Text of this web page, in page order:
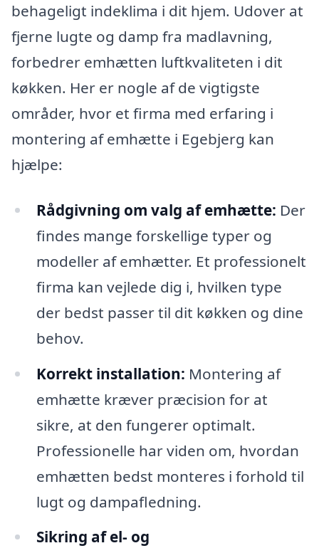
behageligt indeklima i dit hjem. Udover at
fjerne lugte og damp fra madlavning,
forbedrer emhætten luftkvaliteten i dit
køkken. Her er nogle af de vigtigste
områder, hvor et firma med erfaring i
montering af emhætte i Egebjerg kan
hjælpe:
Rådgivning om valg af emhætte: Der
findes mange forskellige typer og
modeller af emhætter. Et professionelt
firma kan vejlede dig i, hvilken type
der bedst passer til dit køkken og dine
behov.
Korrekt installation: Montering af
emhætte kræver præcision for at
sikre, at den fungerer optimalt.
Professionelle har viden om, hvordan
emhætten bedst monteres i forhold til
lugt og dampafledning.
Sikring af el- og